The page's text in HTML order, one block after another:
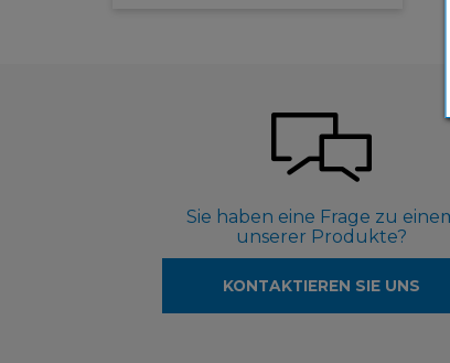
Sie haben eine Frage zu
unserer Produkte?
KONTAKTIEREN SIE UNS